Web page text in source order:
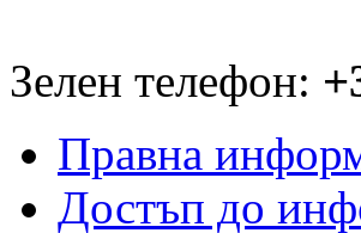
Зелен телефон:
Правна
Достъп до